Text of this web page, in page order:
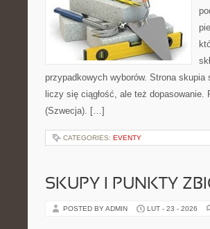
przypadkowych wyborów. Strona
liczy się ciągłość, ale też
(Szwecja). […]
CATEGORIES: EVENTY
SKUPY I PUNKTY
POSTED BY ADMIN LUT - 23 - 2026